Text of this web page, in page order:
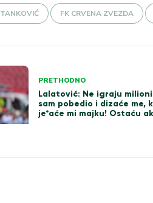
FK CRVENA ZVEZDA
PRETHODNO
Lalatović: Ne igraju
sam pobedio i dizaće me,
je*aće mi majku! Ostaću